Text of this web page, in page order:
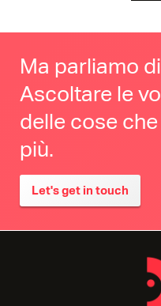
Ma parliamo
Ascoltare le
delle cose
più.
Let's get in touch